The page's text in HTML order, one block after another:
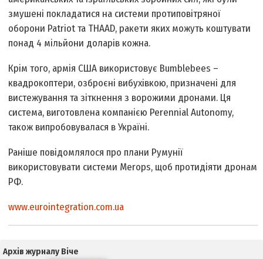
змушені покладатися на системи протиповітряної
оборони Patriot та THAAD, ракети яких можуть коштувати
понад 4 мільйони доларів кожна.
Крім того, армія США використовує Bumblebees –
квадрокоптери, озброєні вибухівкою, призначені для
вистежування та зіткнення з ворожими дронами. Ця
система, виготовлена компанією Perennial Autonomy,
також випробовувалася в Україні.
Раніше повідомлялося про плани Румунії
використовувати системи Merops, щоб протидіяти дронам
РФ.
www.eurointegration.com.ua
Архів журналу Віче